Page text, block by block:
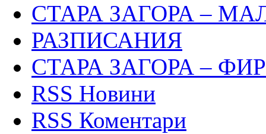
СТАРА ЗАГОРА –
РАЗПИСАНИЯ
СТАРА ЗАГОРА –
RSS Новини
RSS Коментари